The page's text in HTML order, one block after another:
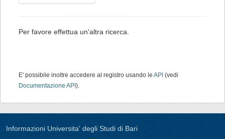
Per favore effettua un'altra ricerca.
E' possibile inoltre accedere al registro usando le API (vedi
Documentazione API ).
Informazioni Universita' degli Studi di Bari